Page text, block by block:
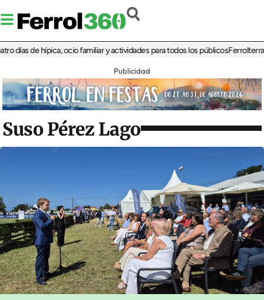
de hípica, ocio familiar y actividades para todos los públicosFerrolterra
Publicidad
Suso Pérez Lago